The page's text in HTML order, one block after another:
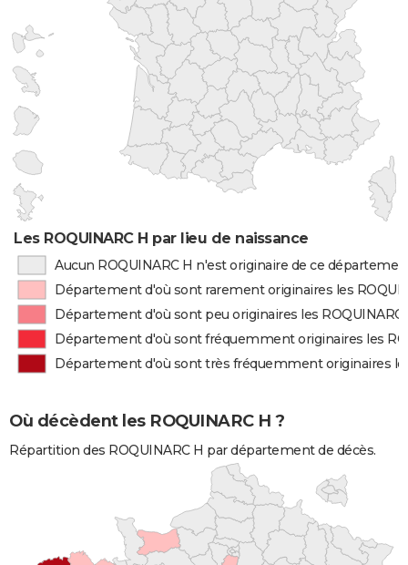
Les ROQUINARC H par lieu de naissance
Aucun ROQUINARC H n'est originaire de ce
Département d'où sont rarement originaires les
Département d'où sont peu originaires les ROQUINARC
Département d'où sont fréquemment originaires les
Département d'où sont très fréquemment originaires
Où décèdent les ROQUINARC H ?
Répartition des ROQUINARC H par département de décès.